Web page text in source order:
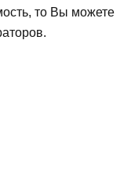
то Вы можете